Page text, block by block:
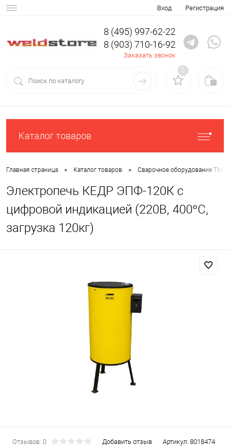
Вход Регистрация
8 (495) 997-62-22
8 (903) 710-16-92
Заказать звонок
0
Каталог товаров
Главная страница • Каталог товаров • Сварочное оборудование ТМ
Электропечь КЕДР ЭПФ-120К с
цифровой индикацией (220В, 400°C,
загрузка 120кг)
Отзывов: 0 Добавить отзыв Артикул: 8018474